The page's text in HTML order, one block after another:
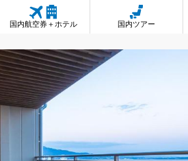
国内航空券＋ホテル 国内ツアー